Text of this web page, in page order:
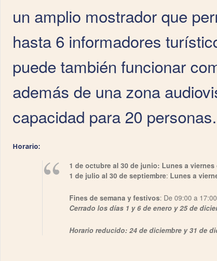
un amplio mostrador que
hasta 6 informadores
puede también funcionar
además de una zona
capacidad para 20 personas.
Horario:
1 de octubre al 30 de junio: Lunes a viernes
1 de julio al 30 de septiembre: Lunes a
Fines de semana y festivos: De 09:00 a
Cerrado los días 1 y 6 de enero y 25 de
Horario reducido: 24 de diciembre y 31 de